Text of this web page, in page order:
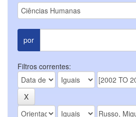
por
Filtros correntes: